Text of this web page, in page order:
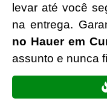
levar até você
na entrega.
no Hauer em
assunto e nunca